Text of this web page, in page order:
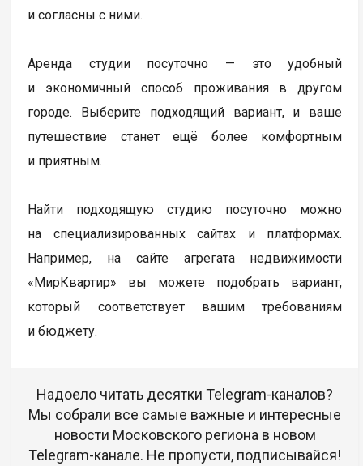
и согласны с ними.
Аренда студии посуточно — это удобный
и экономичный способ проживания в другом
городе. Выберите подходящий вариант, и ваше
путешествие станет ещё более комфортным
и приятным.
Найти подходящую студию посуточно можно
на специализированных сайтах и платформах.
Например, на сайте агрегата недвижимости
«МирКвартир» вы можете подобрать вариант,
который соответствует вашим требованиям
и бюджету.
Надоело читать десятки Telegram-каналов?
Мы собрали все самые важные и интересные
новости Московского региона в новом
Telegram-канале. Не пропусти, подписывайся!